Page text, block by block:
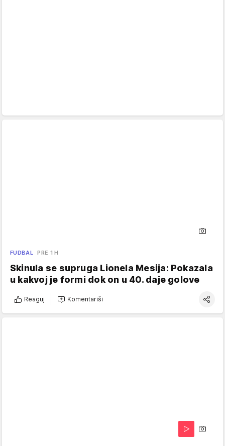
FUDBAL PRE 1 H
Skinula se supruga Lionela Mesija: Pokazala
u kakvoj je formi dok on u 40. daje golove
Reaguj Komentariši